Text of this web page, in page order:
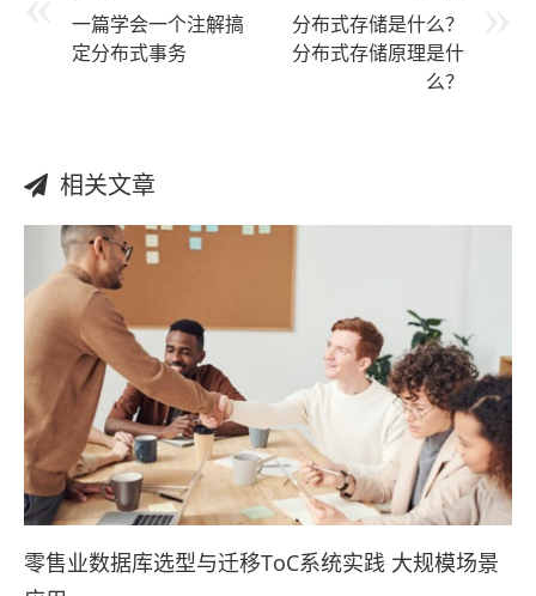
一篇学会一个注解搞
定分布式事务
分布式存储是什么？
分布式存储原理是什
么？
相关文章
零售业数据库选型与迁移ToC系统实践 大规模场景